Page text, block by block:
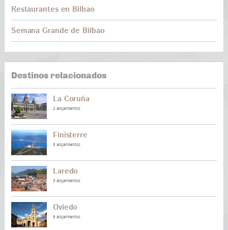
Restaurantes en Bilbao
Semana Grande de Bilbao
Destinos relacionados
La Coruña
2 alojamientos
Finisterre
8 alojamientos
Laredo
3 alojamientos
Oviedo
6 alojamientos